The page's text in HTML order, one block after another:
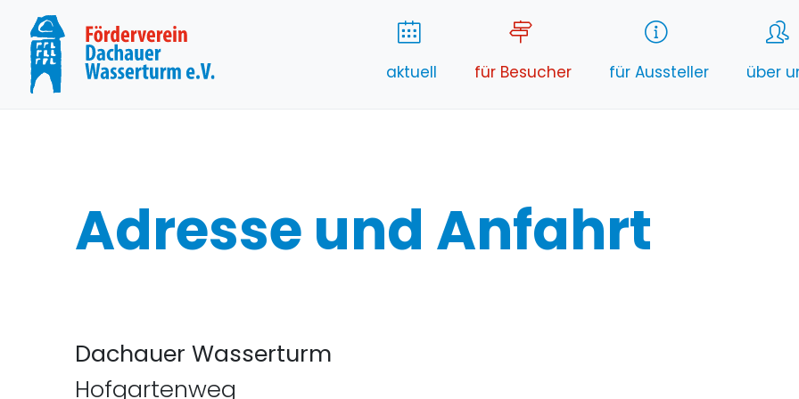
aktuell für Besucher für Aussteller über
Adresse und Anfahrt
Dachauer Wasserturm
Hofgartenweg